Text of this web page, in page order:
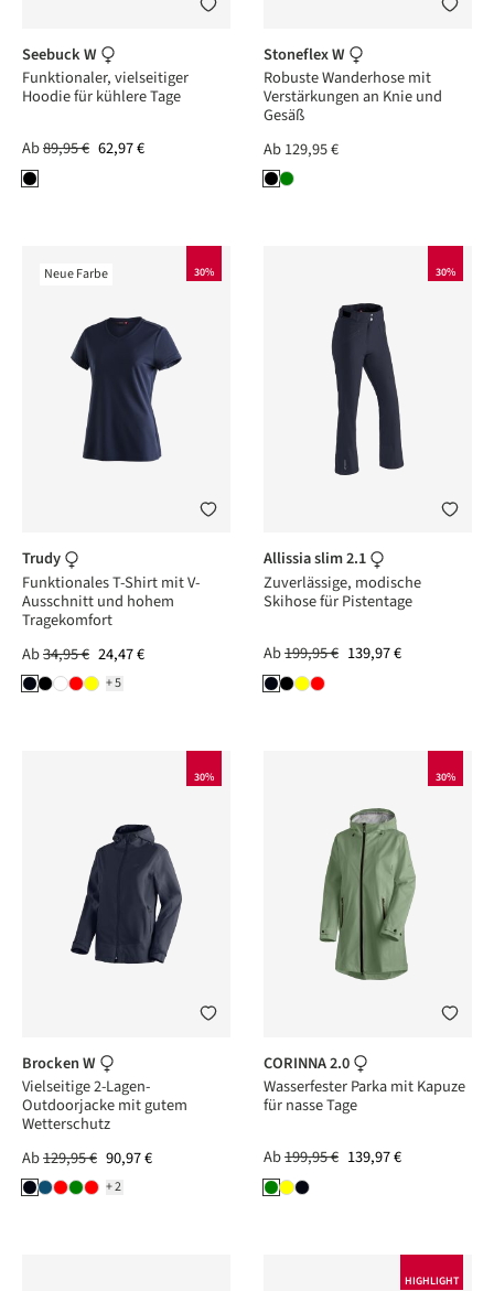
Seebuck W
Funktionaler, vielseitiger
Hoodie für kühlere Tage
Ab89,95 € 62,97 €
Stoneflex W
Robuste Wanderhose mit
Verstärkungen an Knie und
Gesäß
Ab129,95 €
30%
Neue Farbe
+5
Trudy
Funktionales T-Shirt mit V-
Ausschnitt und hohem
Tragekomfort
Ab34,95 € 24,47 €
30%
Allissia slim 2.1
Zuverlässige, modische
Skihose für Pistentage
Ab199,95 € 139,97 €
30%
+2
Brocken W
Vielseitige 2-Lagen-
Outdoorjacke mit gutem
Wetterschutz
Ab129,95 € 90,97 €
30%
CORINNA 2.0
Wasserfester Parka mit Kapuze
für nasse Tage
Ab199,95 € 139,97 €
HIGHLIGHT